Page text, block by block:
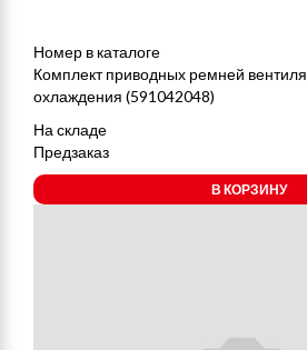
Номер в каталоге
Комплект приводных ремней
охлаждения (591042048)
На складе
Предзаказ
В КОРЗИНУ